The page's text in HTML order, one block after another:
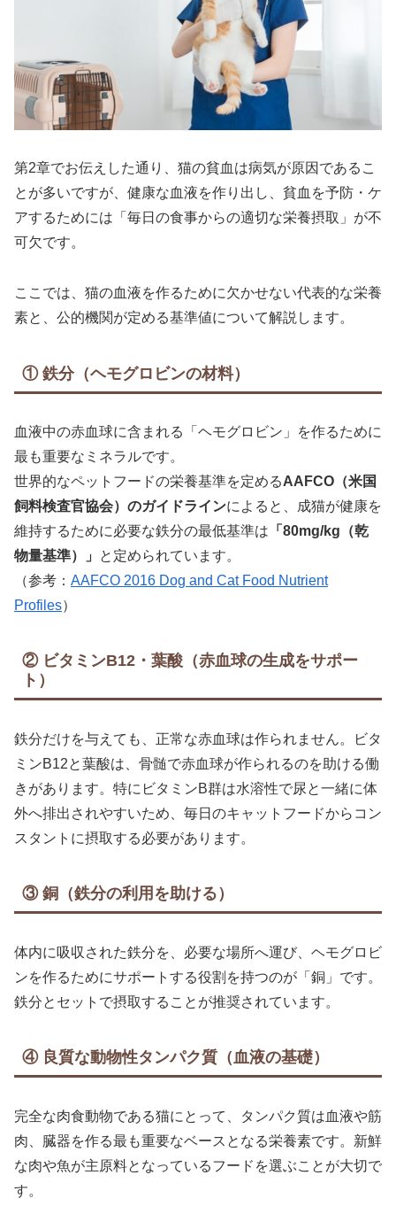
第2章でお伝えした通り、猫の貧血は病気が原因であるこ
とが多いですが、健康な血液を作り出し、貧血を予防・ケ
アするためには「毎日の食事からの適切な栄養摂取」が不
可欠です。
ここでは、猫の血液を作るために欠かせない代表的な栄養
素と、公的機関が定める基準値について解説します。
① 鉄分（ヘモグロビンの材料）
血液中の赤血球に含まれる「ヘモグロビン」を作るために
最も重要なミネラルです。
世界的なペットフードの栄養基準を定めるAAFCO（米国
飼料検査官協会）のガイドラインによると、成猫が健康を
維持するために必要な鉄分の最低基準は 「80mg/kg（乾
物量基準）」
と定められています。
（参考： AAFCO 2016 Dog and Cat Food Nutrient
Profiles）
② ビタミンB12・葉酸（赤血球の生成をサポー
ト）
鉄分だけを与えても、正常な赤血球は作られません。ビタ
ミンB12と葉酸は、骨髄で赤血球が作られるのを助ける働
きがあります。特にビタミンB群は水溶性で尿と一緒に体
外へ排出されやすいため、毎日のキャットフードからコン
スタントに摂取する必要があります。
③ 銅（鉄分の利用を助ける）
体内に吸収された鉄分を、必要な場所へ運び、ヘモグロビ
ンを作るためにサポートする役割を持つのが「銅」です。
鉄分とセットで摂取することが推奨されています。
④ 良質な動物性タンパク質（血液の基礎）
完全な肉食動物である猫にとって、タンパク質は血液や筋
肉、臓器を作る最も重要なベースとなる栄養素です。新鮮
な肉や魚が主原料となっているフードを選ぶことが大切で
す。